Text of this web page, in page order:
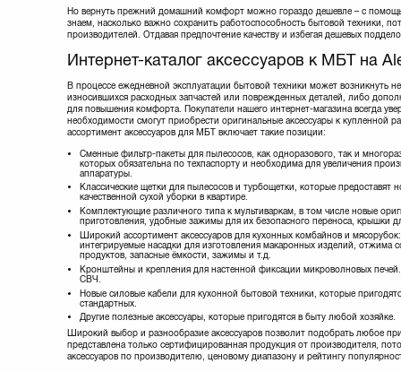
Sencor
Stadler Form
TARLEV
Thomas
WPRO
Walfix
Zelmer
Алеана
КВАДО
Но вернуть прежний домашний комфорт можно гораздо дешевле – с
знаем, насколько важно сохранить работоспособность бытовой техники,
производителей. Отдавая предпочтение качеству и избегая дешевых
Интернет-каталог аксессуаров к МБТ на
В процессе ежедневной эксплуатации бытовой техники может возникнуть
износившихся расходных запчастей или поврежденных деталей, либо
для повышения комфорта. Покупатели нашего интернет-магазина всегда
необходимости смогут приобрести оригинальные аксессуары к купленной
ассортимент аксессуаров для МБТ включает такие позиции:
Сменные фильтр-пакеты для пылесосов, как одноразового, так и
которых обязательна по техпаспорту и необходима для увеличения
аппаратуры.
Классические щетки для пылесосов и турбощетки, которые предоставят
качественной сухой уборки в квартире.
Комплектующие различного типа к мультиваркам, в том числе новые
приготовления, удобные зажимы для их безопасного переноса, крышки
Широкий ассортимент аксессуаров для кухонных комбайнов и
интегрируемые насадки для изготовления макаронных изделий, отжима
продуктов, запасные ёмкости, зажимы и т.д.
Кронштейны и крепления для настенной фиксации микроволновых
СВЧ.
Новые силовые кабели для кухонной бытовой техники, которые
стандартных.
Другие полезные аксессуары, которые пригодятся в быту любой хозяйке.
Широкий выбор и разнообразие аксессуаров позволит подобрать любое
представлена только сертифицированная продукция от производителя,
аксессуаров по производителю, ценовому диапазону и рейтингу